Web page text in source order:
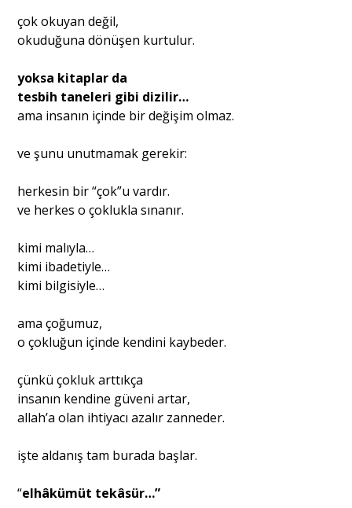
çok okuyan değil,
okuduğuna dönüşen kurtulur.
yoksa kitaplar da
tesbih taneleri gibi dizilir…
ama insanın içinde bir değişim olmaz.
ve şunu unutmamak gerekir:
herkesin bir “çok”u vardır.
ve herkes o çoklukla sınanır.
kimi malıyla…
kimi ibadetiyle…
kimi bilgisiyle…
ama çoğumuz,
o çokluğun içinde kendini kaybeder.
çünkü çokluk arttıkça
insanın kendine güveni artar,
allah’a olan ihtiyacı azalır zanneder.
işte aldanış tam burada başlar.
“elhâkümüt tekâsür…”